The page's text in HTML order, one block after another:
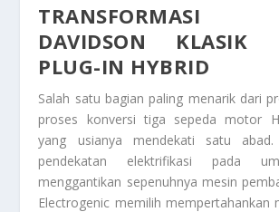
TRANSFORMASI
DAVIDSON KLASIK
PLUG-IN HYBRID
Salah satu bagian paling menarik dari
proses konversi tiga sepeda motor
yang usianya mendekati satu
pendekatan elektrifikasi pada
menggantikan sepenuhnya mesin
Electrogenic memilih mempertahankan